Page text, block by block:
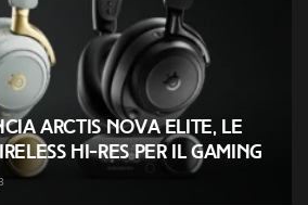
Arctis Nova Elite, le
Hi-Res per il gaming